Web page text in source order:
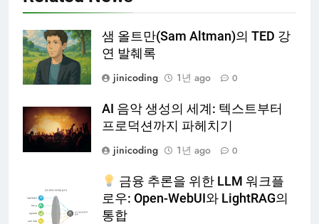
샘 올트만(Sam Altman)의 TED 강
연 발췌록
jinicoding
1년 ago 0
AI 음악 생성의 세계: 텍스트부터
프로덕션까지 파헤치기
jinicoding
1년 ago 0
금융 추론을 위한 LLM 워크플
로우: Open-WebUI와 LightRAG의
통합